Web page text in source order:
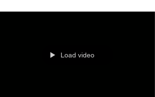
Load video